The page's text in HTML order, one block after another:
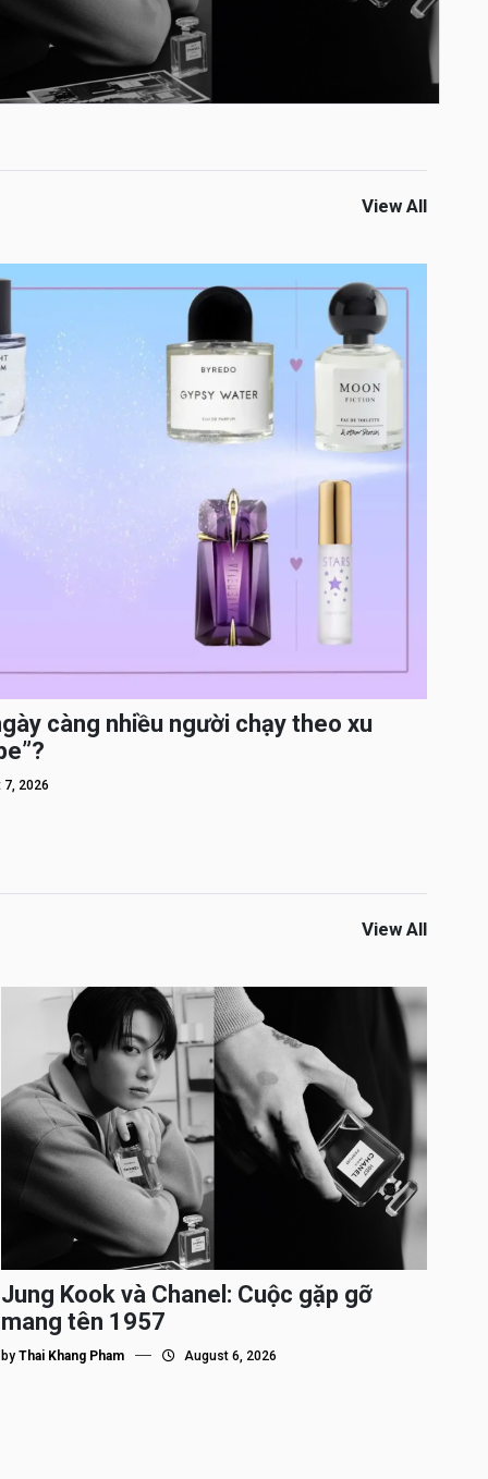
View All
càng nhiều người chạy theo xu
2026
View All
Jung Kook và Chanel: Cuộc gặp gỡ
mang tên 1957
byThai Khang Pham August 6, 2026